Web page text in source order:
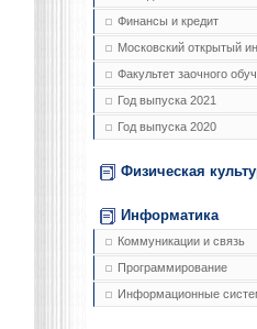
Финансы и кредит
Московский открытый
Факультет заочного
Год выпуска 2021
Год выпуска 2020
Физическая
Информатика
Коммуникации и связь
Программирование
Информационные